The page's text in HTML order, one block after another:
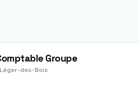
Groupe
des-Bois